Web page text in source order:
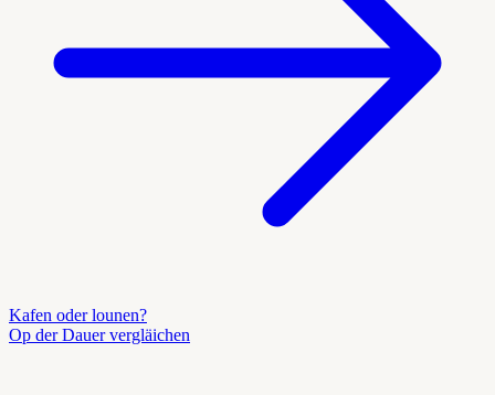
Kafen oder lounen?
Op der Dauer vergläichen